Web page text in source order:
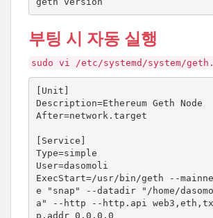
부팅 시 자동 실행
sudo vi /etc/systemd/system/
[Unit]
Description=Ethereum Geth Node
After=network.target
[Service]
Type=simple
User=dasomoli
ExecStart=/usr/bin/geth --
e "snap" --datadir "/home/
a" --http --http.api
p.addr 0.0.0.0